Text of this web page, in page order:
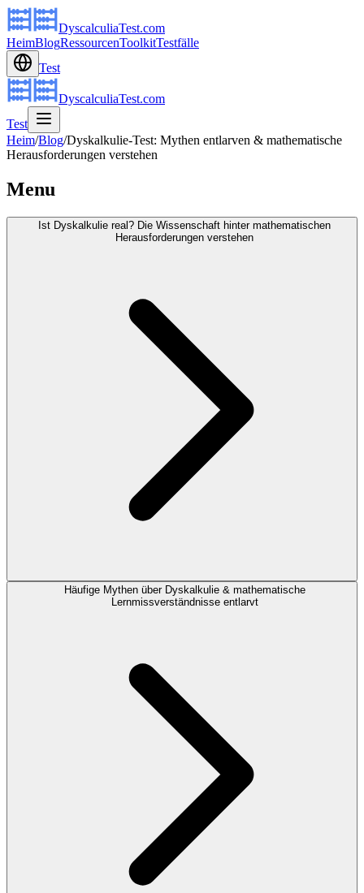
DyscalculiaTest.com
HeimBlogRessourcenToolkitTestfälle
Test
DyscalculiaTest.com
Test
Heim/Blog/Dyskalkulie-Test: Mythen entlarven & mathematische
Herausforderungen verstehen
Menu
Ist Dyskalkulie real? Die Wissenschaft hinter mathematischen
Herausforderungen verstehen
Häufige Mythen über Dyskalkulie & mathematische
Lernmissverständnisse entlarvt